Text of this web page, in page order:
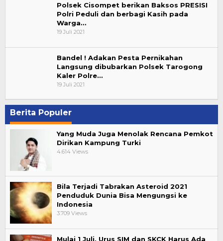
Polsek Cisompet berikan Baksos PRESISI
Polri Peduli dan berbagi Kasih pada
Warga…
19 Juli 2021
Bandel ! Adakan Pesta Pernikahan
Langsung dibubarkan Polsek Tarogong
Kaler Polre…
19 Juli 2021
Berita Populer
Yang Muda Juga Menolak Rencana Pemkot
Dirikan Kampung Turki
4.614 Views
Bila Terjadi Tabrakan Asteroid 2021
Penduduk Dunia Bisa Mengungsi ke
Indonesia
3.709 Views
Mulai 1 Juli, Urus SIM dan SKCK Harus Ada